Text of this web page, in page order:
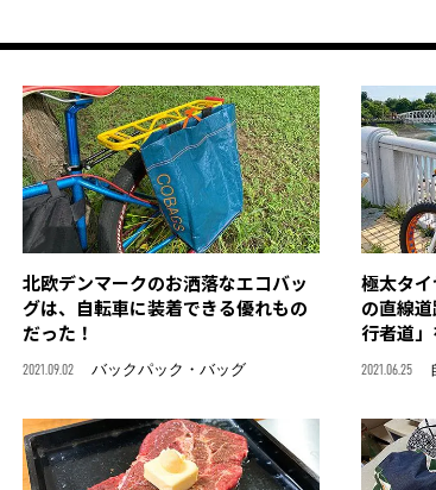
北欧デンマークのお洒落なエコバッ
グは、自転車に装着できる優れもの
だった！
2021.09.02 バックパック・バッグ
極太タ
の直線
行者道」
2021.06.25